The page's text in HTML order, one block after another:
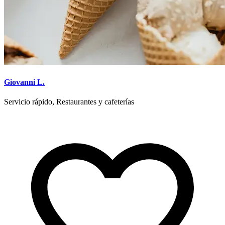
Giovanni L.
Servicio rápido, Restaurantes y cafeterías